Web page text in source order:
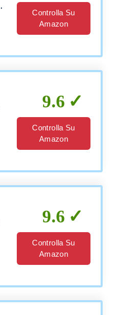
Controlla Su
Amazon
9.6
Controlla Su
Amazon
9.6
Controlla Su
Amazon